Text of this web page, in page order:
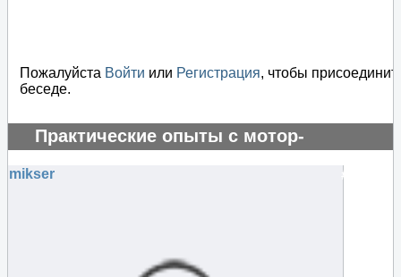
Пожалуйста Войти или Регистрация, чтобы
беседе.
Практические опыты с мотор-
генератором
#69865
mikser